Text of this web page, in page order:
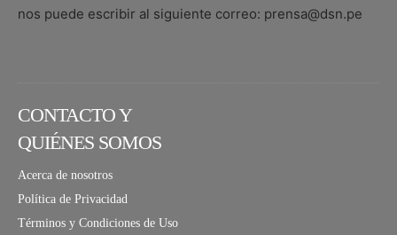
nos puede escribir al siguiente correo: prensa@dsn.pe
CONTACTO Y
QUIÉNES SOMOS
Acerca de nosotros
Política de Privacidad
Términos y Condiciones de Uso